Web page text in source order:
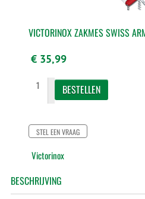
VICTORINOX ZAKMES SWISS
€ 35,99
STEL EEN VRAAG
Victorinox
BESCHRIJVING